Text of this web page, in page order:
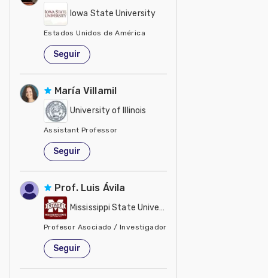
Iowa State University
Estados Unidos de América
Seguir
María Villamil
University of Illinois
Assistant Professor
Estados Unidos de América
Seguir
Prof. Luis Ávila
Mississippi State University
Profesor Asociado / Investigador
Estados Unidos de América
Seguir